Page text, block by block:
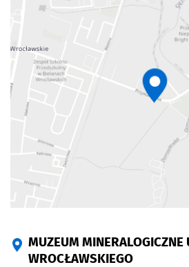
MUZEUM MINERALOGICZNE
WROCŁAWSKIEGO